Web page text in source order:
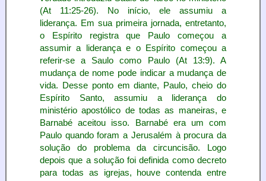
(At 11:25-26). No início, ele assumiu a
liderança. Em sua primeira jornada, entretanto,
o Espírito registra que Paulo começou a
assumir a liderança e o Espírito começou a
referir-se a Saulo como Paulo (At 13:9). A
mudança de nome pode indicar a mudança de
vida. Desse ponto em diante, Paulo, cheio do
Espírito Santo, assumiu a liderança do
ministério apostólico de todas as maneiras, e
Barnabé aceitou isso. Barnabé era um com
Paulo quando foram a Jerusalém à procura da
solução do problema da circuncisão. Logo
depois que a solução foi definida como decreto
para todas as igrejas, houve contenda entre